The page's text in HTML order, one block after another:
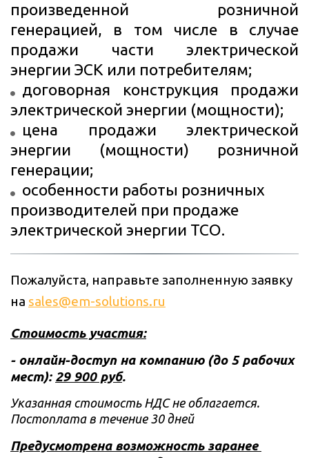
произведенной розничной
генерацией, в том числе в случае
продажи части электрической
энергии ЭСК или потребителям;
договорная конструкция продажи
электрической энергии (мощности);
цена продажи электрической
энергии (мощности) розничной
генерации;
особенности работы розничных
производителей при продаже
электрической энергии ТСО.
Пожалуйста, направьте заполненную заявку
на sales@em-solutions.ru
Стоимость участия:
- онлайн-доступ на компанию (до 5 рабочих
мест): 29 900 руб.
Указанная стоимость НДС не облагается.
Постоплата в течение 30 дней
Предусмотрена возможность заранее